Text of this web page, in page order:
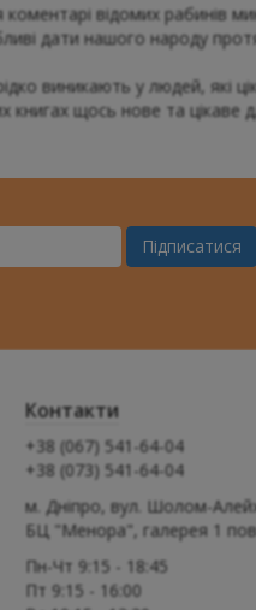
відомих рабинів
дати нашого народу
виникають у людей, які
книгах щось нове та цікаве
Підписатися
Контакти
+38 (067) 541-64-04
+38 (073) 541-64-04
м. Дніпро, вул. Шолом-
БЦ "Менора", галерея 1
Пн-Чт 9:15 - 18:45
Пт 9:15 - 16:00